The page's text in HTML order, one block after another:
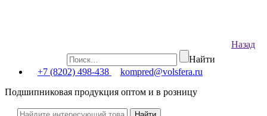
Назад
Найти
+7 (8202) 498-438
kompred@volsfera.ru
Подшипниковая продукция оптом и в розницу